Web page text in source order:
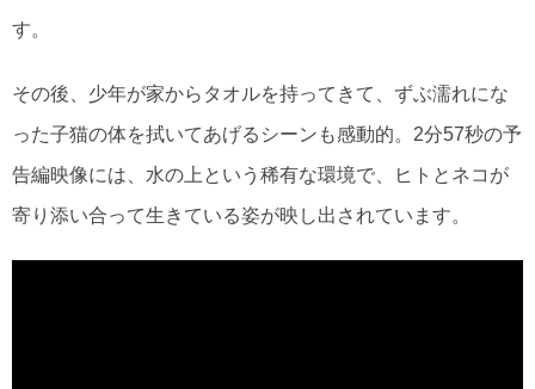
す。
その後、少年が家からタオルを持ってきて、ずぶ濡れにな
った子猫の体を拭いてあげるシーンも感動的。2分57秒の予
告編映像には、水の上という稀有な環境で、ヒトとネコが
寄り添い合って生きている姿が映し出されています。